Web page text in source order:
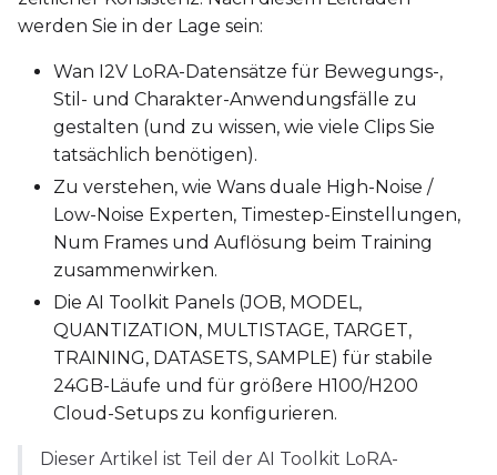
Compile Options
Toggle Compile Model
Compile Model
TARGET
Target Type
Linear Rank
SAVE
Data Type
werden Sie in der Lage sein:
Wan I2V LoRA-Datensätze für Bewegungs-,
Stil- und Charakter-Anwendungsfälle zu
gestalten (und zu wissen, wie viele Clips Sie
tatsächlich benötigen).
Zu verstehen, wie Wans duale High-Noise /
Low-Noise Experten, Timestep-Einstellungen,
Num Frames und Auflösung beim Training
zusammenwirken.
Die AI Toolkit Panels (JOB, MODEL,
QUANTIZATION, MULTISTAGE, TARGET,
TRAINING, DATASETS, SAMPLE) für stabile
24GB-Läufe und für größere H100/H200
Cloud-Setups zu konfigurieren.
Dieser Artikel ist Teil der AI Toolkit LoRA-